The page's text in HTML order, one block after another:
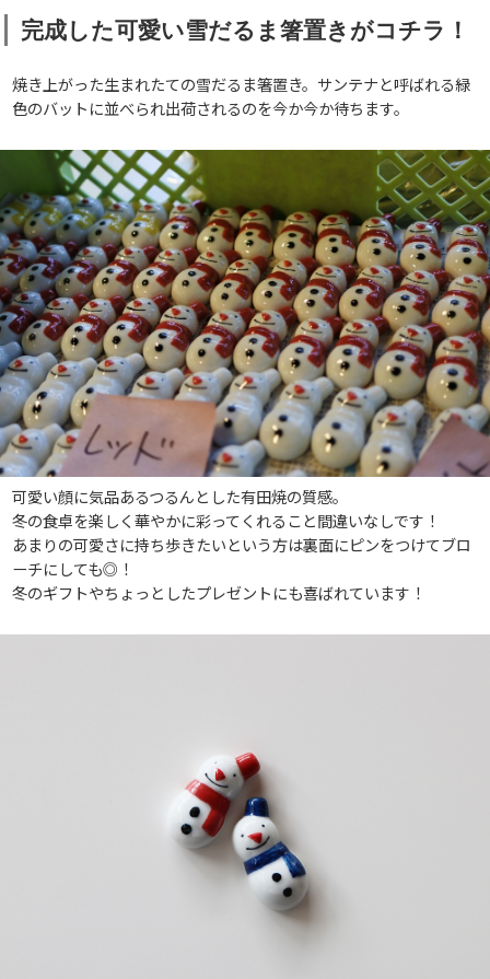
完成した可愛い雪だるま箸置きがコチラ！
焼き上がった生まれたての雪だるま箸置き。サンテナと呼ばれる緑
色のバットに並べられ出荷されるのを今か今か待ちます。
可愛い顔に気品あるつるんとした有田焼の質感。
冬の食卓を楽しく華やかに彩ってくれること間違いなしです！
あまりの可愛さに持ち歩きたいという方は裏面にピンをつけてブロ
ーチにしても◎！
冬のギフトやちょっとしたプレゼントにも喜ばれています！